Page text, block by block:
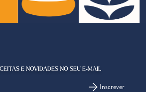
E NOVIDADES NO SEU E-MAIL
Inscrever